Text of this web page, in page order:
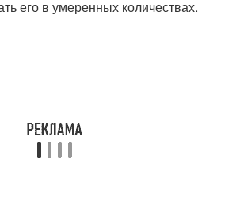
его в умеренных количествах.